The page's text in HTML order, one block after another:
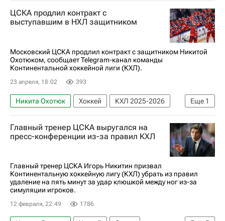
ЦСКА продлил контракт с
выступавшим в НХЛ защитником
Московский ЦСКА продлил контракт с защитником Никитой
Охотюком, сообщает Telegram-канал команды
Континентальной хоккейной лиги (КХЛ).
23 апреля, 18:02 393
Еще 1
Никита Охотюк Хоккей
КХЛ 2025-2026
ЦСКА
Главный тренер ЦСКА выругался на
пресс-конференции из-за правил КХЛ
Главный тренер ЦСКА Игорь Никитин призвал
Континентальную хоккейную лигу (КХЛ) убрать из правил
удаление на пять минут за удар клюшкой между ног из-за
симуляции игроков.
12 февраля, 22:49 1786